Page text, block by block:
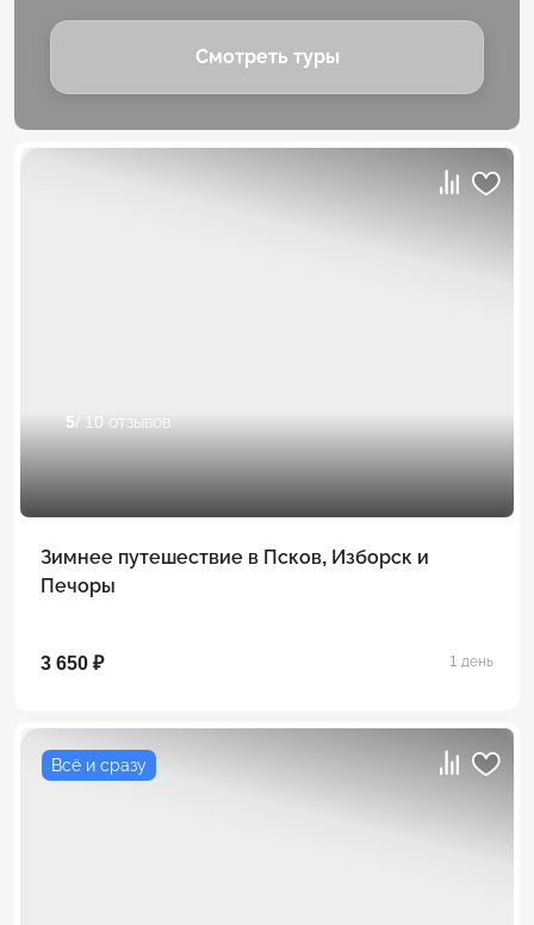
Смотреть туры
5/ 10 отзывов
Зимнее путешествие в Псков, Изборск и
Печоры
3 650 ₽ 1 день
Всё и сразу